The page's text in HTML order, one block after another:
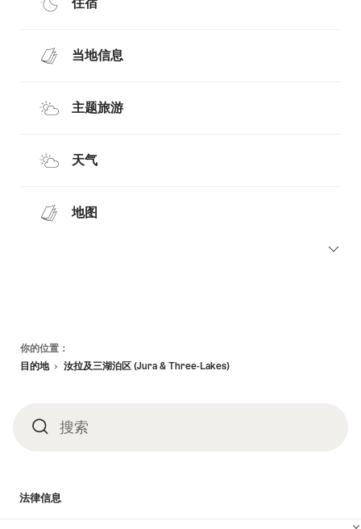
当地信息
主题旅游
天气
地图
你的位置：
目的地
汝拉及三湖泊区 (Jura & Three-Lakes)
搜 搜索
法律信息